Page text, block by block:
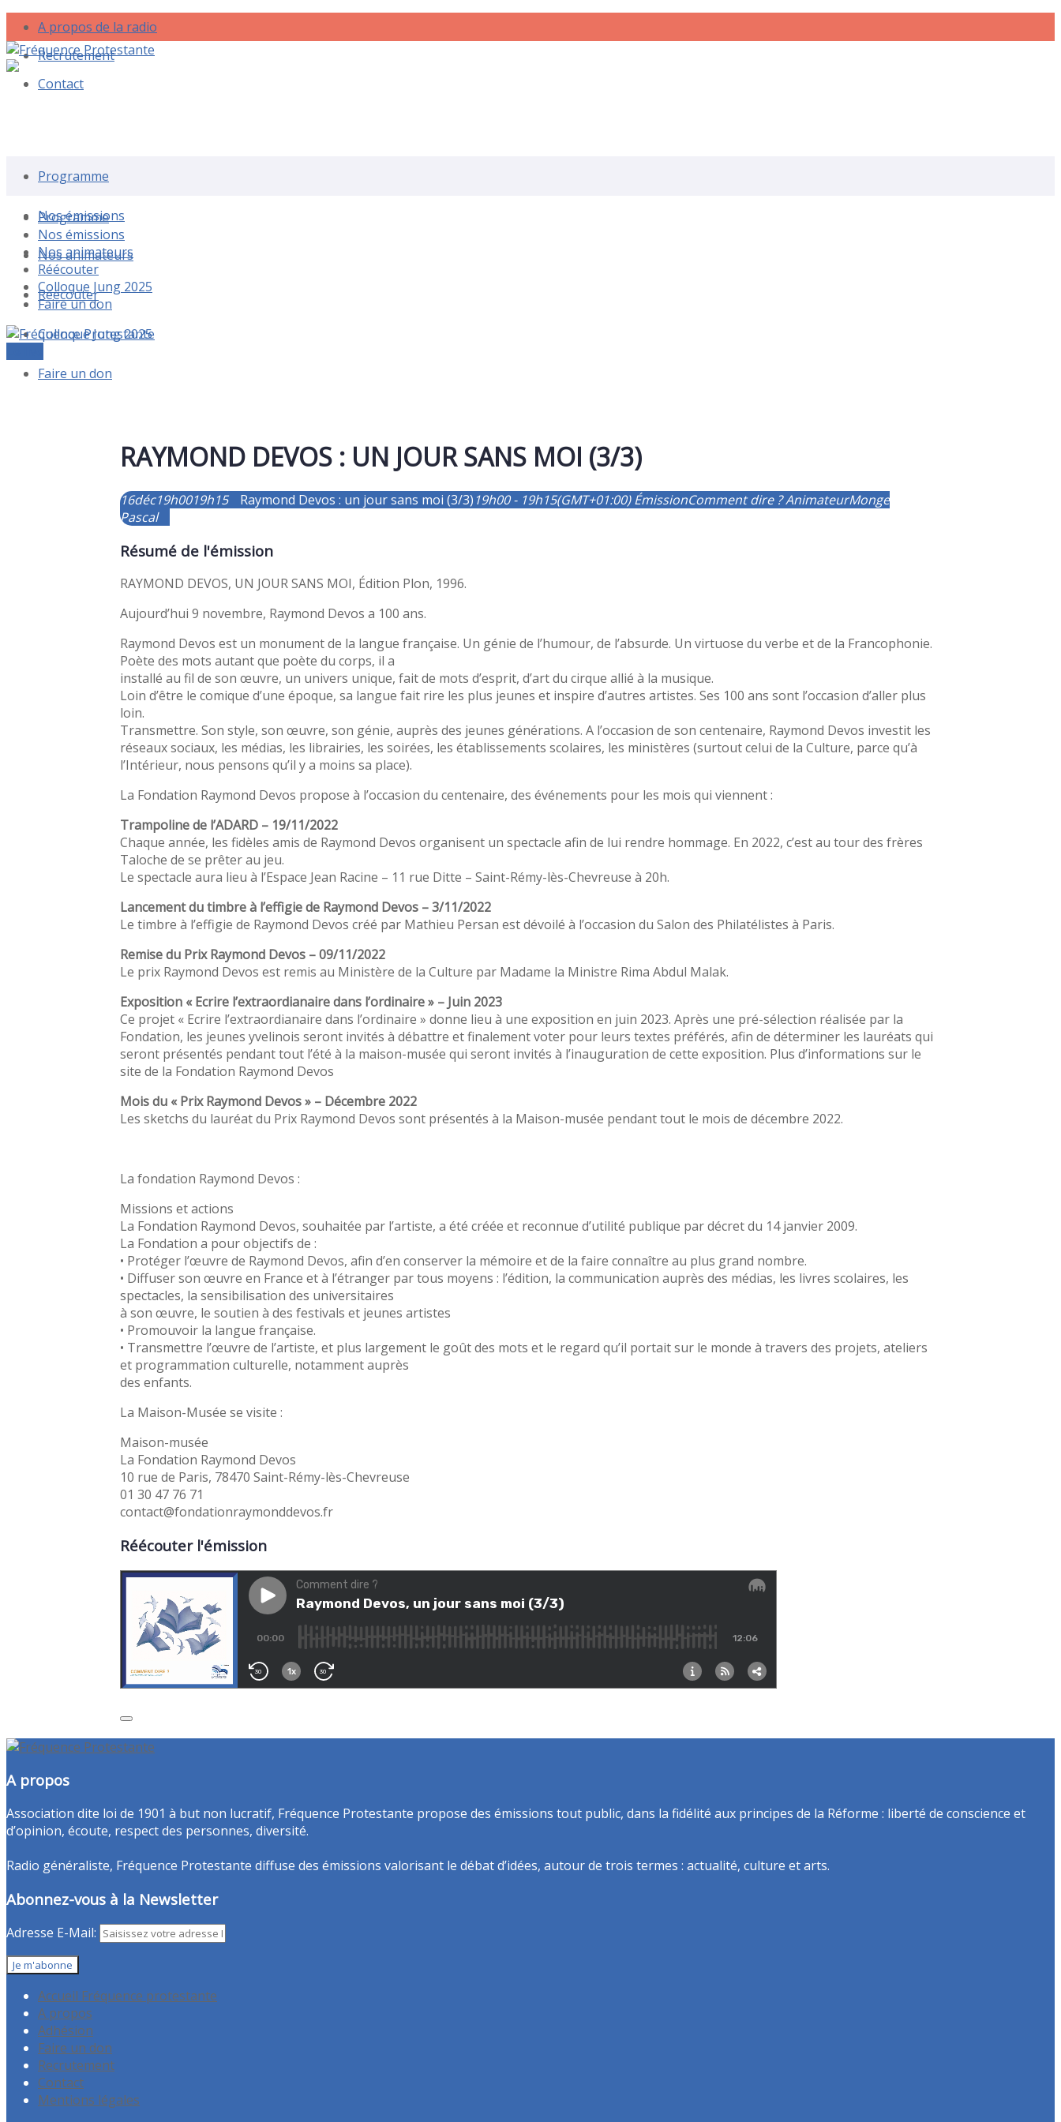
A propos de la radio
Recrutement
Contact
Programme
Nos émissions
Nos animateurs
Réécouter
Colloque Jung 2025
Faire un don
Programme
Nos émissions
Nos animateurs
Réécouter
Colloque Jung 2025
Faire un don
RAYMOND DEVOS : UN JOUR SANS MOI (3/3)
16déc19h0019h15 Raymond Devos : un jour sans moi (3/3) 19h00 - 19h15(GMT+01:00) ÉmissionComment dire ?AnimateurMonge
Pascal
Résumé de l'émission
RAYMOND DEVOS, UN JOUR SANS MOI, Édition Plon, 1996.
Aujourd’hui 9 novembre, Raymond Devos a 100 ans.
Raymond Devos est un monument de la langue française. Un génie de l’humour, de l’absurde. Un virtuose du verbe et de la Francophonie.
Poète des mots autant que poète du corps, il a
installé au fil de son œuvre, un univers unique, fait de mots d’esprit, d’art du cirque allié à la musique.
Loin d’être le comique d’une époque, sa langue fait rire les plus jeunes et inspire d’autres artistes. Ses 100 ans sont l’occasion d’aller plus
loin.
Transmettre. Son style, son œuvre, son génie, auprès des jeunes générations. A l’occasion de son centenaire, Raymond Devos investit les
réseaux sociaux, les médias, les librairies, les soirées, les établissements scolaires, les ministères (surtout celui de la Culture, parce qu’à
l’Intérieur, nous pensons qu’il y a moins sa place).
La Fondation Raymond Devos propose à l’occasion du centenaire, des événements pour les mois qui viennent :
Trampoline de l’ADARD – 19/11/2022
Chaque année, les fidèles amis de Raymond Devos organisent un spectacle afin de lui rendre hommage. En 2022, c’est au tour des frères
Taloche de se prêter au jeu.
Le spectacle aura lieu à l’Espace Jean Racine – 11 rue Ditte – Saint-Rémy-lès-Chevreuse à 20h.
Lancement du timbre à l’effigie de Raymond Devos – 3/11/2022
Le timbre à l’effigie de Raymond Devos créé par Mathieu Persan est dévoilé à l’occasion du Salon des Philatélistes à Paris.
Remise du Prix Raymond Devos – 09/11/2022
Le prix Raymond Devos est remis au Ministère de la Culture par Madame la Ministre Rima Abdul Malak.
Exposition « Ecrire l’extraordianaire dans l’ordinaire » – Juin 2023
Ce projet « Ecrire l’extraordianaire dans l’ordinaire » donne lieu à une exposition en juin 2023. Après une pré-sélection réalisée par la
Fondation, les jeunes yvelinois seront invités à débattre et finalement voter pour leurs textes préférés, afin de déterminer les lauréats qui
seront présentés pendant tout l’été à la maison-musée qui seront invités à l’inauguration de cette exposition. Plus d’informations sur le
site de la Fondation Raymond Devos
Mois du « Prix Raymond Devos » – Décembre 2022
Les sketchs du lauréat du Prix Raymond Devos sont présentés à la Maison-musée pendant tout le mois de décembre 2022.
La fondation Raymond Devos :
Missions et actions
La Fondation Raymond Devos, souhaitée par l’artiste, a été créée et reconnue d’utilité publique par décret du 14 janvier 2009.
La Fondation a pour objectifs de :
• Protéger l’œuvre de Raymond Devos, afin d’en conserver la mémoire et de la faire connaître au plus grand nombre.
• Diffuser son œuvre en France et à l’étranger par tous moyens : l’édition, la communication auprès des médias, les livres scolaires, les
spectacles, la sensibilisation des universitaires
à son œuvre, le soutien à des festivals et jeunes artistes
• Promouvoir la langue française.
• Transmettre l’œuvre de l’artiste, et plus largement le goût des mots et le regard qu’il portait sur le monde à travers des projets, ateliers
et programmation culturelle, notamment auprès
des enfants.
La Maison-Musée se visite :
Maison-musée
La Fondation Raymond Devos
10 rue de Paris, 78470 Saint-Rémy-lès-Chevreuse
01 30 47 76 71
contact@fondationraymonddevos.fr
Réécouter l'émission
A propos
Association dite loi de 1901 à but non lucratif, Fréquence Protestante propose des émissions tout public, dans la fidélité aux principes de la Réforme : liberté de conscience et
d’opinion, écoute, respect des personnes, diversité.
Radio généraliste, Fréquence Protestante diffuse des émissions valorisant le débat d’idées, autour de trois termes : actualité, culture et arts.
Abonnez-vous à la Newsletter
Adresse E-Mail:
Accueil Fréquence protestante
A propos
Adhésion
Faire un don
Recrutement
Contact
Mentions légales